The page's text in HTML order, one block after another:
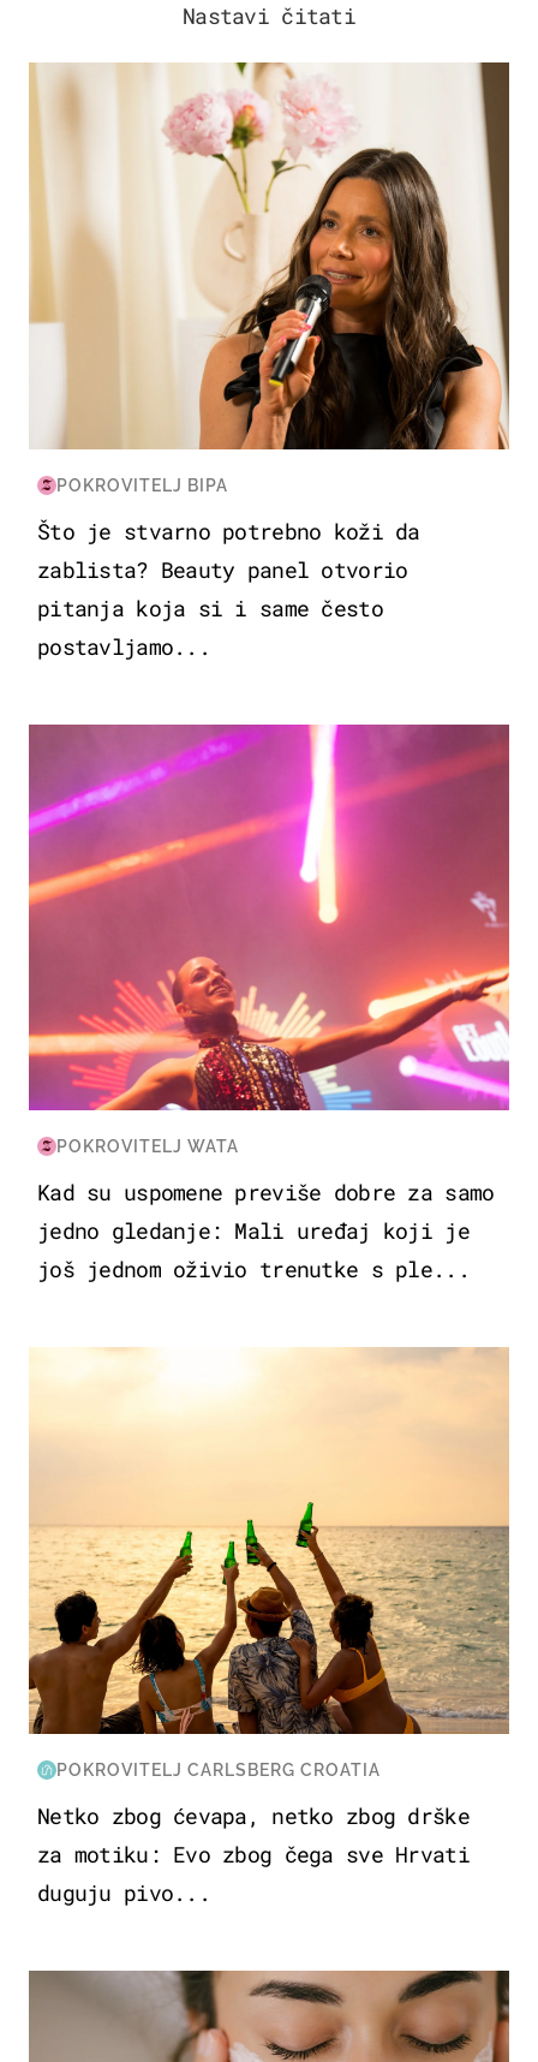
Nastavi čitati
MODA & LJEPOTA
POKROVITELJ BIPA
Što je stvarno potrebno koži da
zablista? Beauty panel otvorio
pitanja koja si i same često
postavljamo...
KULTURA & ZABAVA
POKROVITELJ WATA
Kad su uspomene previše dobre za samo
jedno gledanje: Mali uređaj koji je
još jednom oživio trenutke s ple...
POKROVITELJ CARLSBERG CROATIA
Netko zbog ćevapa, netko zbog drške
za motiku: Evo zbog čega sve Hrvati
duguju pivo...
MODA & LJEPOTA